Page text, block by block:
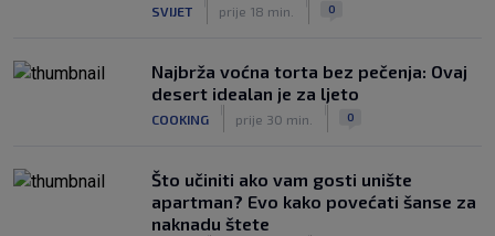
SVIJET prije 18 min. 0
Najbrža voćna torta bez pečenja: Ovaj
desert idealan je za ljeto
COOKING prije 30 min. 0
Što učiniti ako vam gosti unište
apartman? Evo kako povećati šanse za
naknadu štete